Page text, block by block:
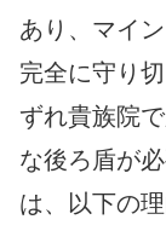
あり、マイ
完全に守り
ずれ貴族院
な後ろ盾が
は、以下の